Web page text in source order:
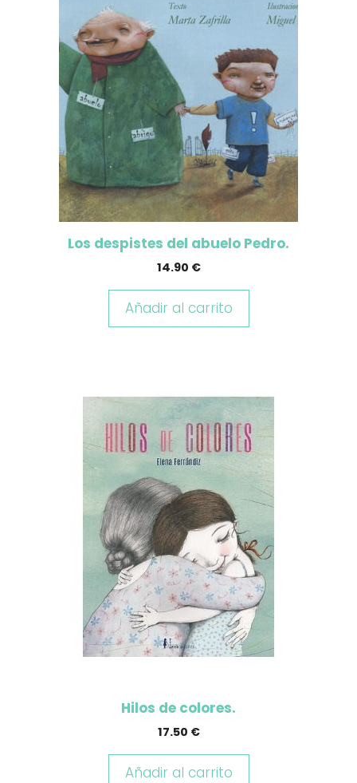
Los despistes del abuelo Pedro.
14.90 €
Añadir al carrito
Hilos de colores.
17.50 €
Añadir al carrito